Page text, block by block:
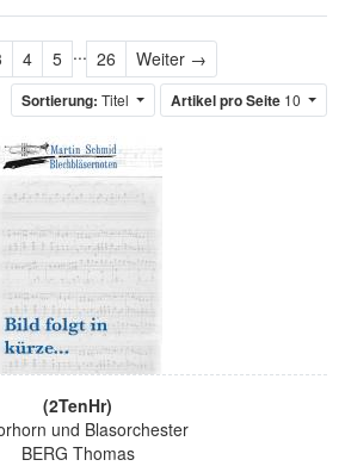
4 5 ... 26 Weiter →
Sortierung: Titel Artikel pro Seite 10
(2TenHr)
und Blasorchester
BERG Thomas